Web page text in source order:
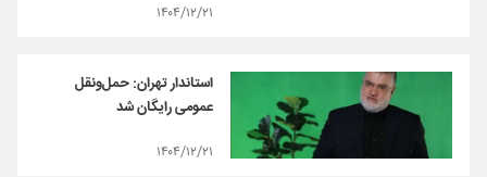
۱۴۰۴/۱۲/۲۱
استاندار تهران: حمل‌ونقل
عمومی رایگان شد
۱۴۰۴/۱۲/۲۱